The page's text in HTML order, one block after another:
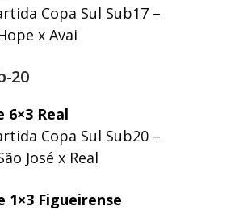
Copa Sul Sub17 –
x Avai
20
6×3 Real
Copa Sul Sub20 –
José x Real
1×3 Figueirense